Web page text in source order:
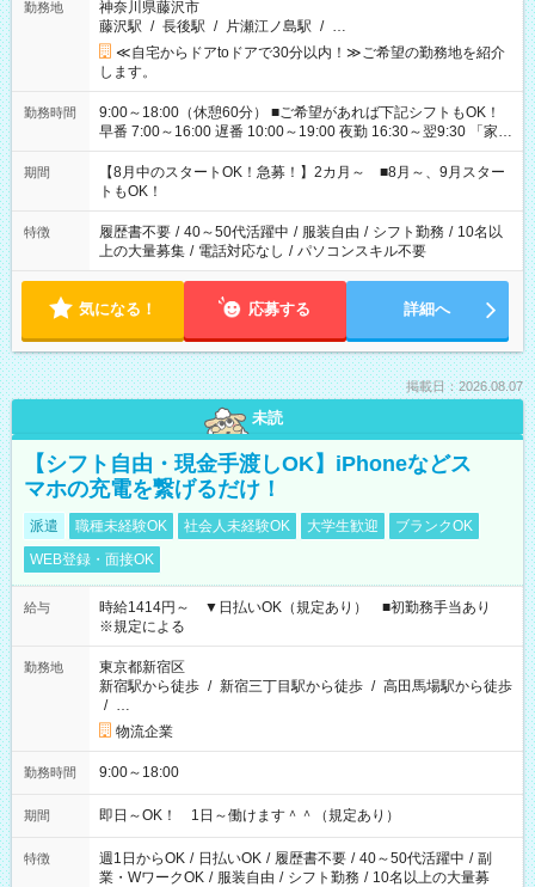
勤務地
神奈川県藤沢市
藤沢駅 / 長後駅 / 片瀬江ノ島駅 / …
≪自宅からドアtoドアで30分以内！≫ご希望の勤務地を紹介
します。
勤務時間
9:00～18:00（休憩60分） ■ご希望があれば下記シフトもOK！
早番 7:00～16:00 遅番 10:00～19:00 夜勤 16:30～翌9:30 「家族
と休みを合わせたい」 「余裕を持って夕飯の準備がしたい」
「できれば残業はしたくない」 など、ご希望を教えてください
ね。 ※Wワーク希望の方へ 今ご覧のお仕事で希望する勤務時間
と、もう1つのお仕事の勤務時間。 合計で週40時間を超える場
合は応募できません。
期間
【8月中のスタートOK！急募！】2カ月～ ■8月～、9月スター
トもOK！
特徴 履歴書不要 / 40～50代活躍中 / 服装自由 / シフト勤務 / 10名以
上の大量募集 / 電話対応なし / パソコンスキル不要
気になる！ 応募する 詳細へ
掲載日：2026.08.07
未読
【シフト自由・現金手渡しOK】iPhoneなどス
マホの充電を繋げるだけ！
派遣 職種未経験OK 社会人未経験OK 大学生歓迎
ブランクOK
WEB登録・面接OK
給与
時給1414円～ ▼日払いOK（規定あり） ■初勤務手当あり
※規定による
勤務地
東京都新宿区
新宿駅から徒歩 / 新宿三丁目駅から徒歩 / 高田馬場駅から徒歩
/ …
物流企業
勤務時間 9:00～18:00
期間 即日～OK！ 1日～働けます＾＾（規定あり）
特徴 週1日からOK / 日払いOK / 履歴書不要 / 40～50代活躍中 / 副
業・WワークOK / 服装自由 / シフト勤務 / 10名以上の大量募